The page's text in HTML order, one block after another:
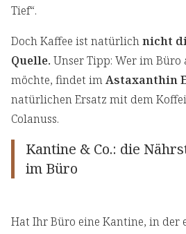
Tief“.
Doch Kaffee ist natürlichnicht
Quelle. Unser Tipp: Wer im
möchte, findet imAstaxanthin
natürlichen Ersatz mit dem
Colanuss.
Kantine & Co.: die
im Büro
Hat Ihr Büro eine Kantine, in der